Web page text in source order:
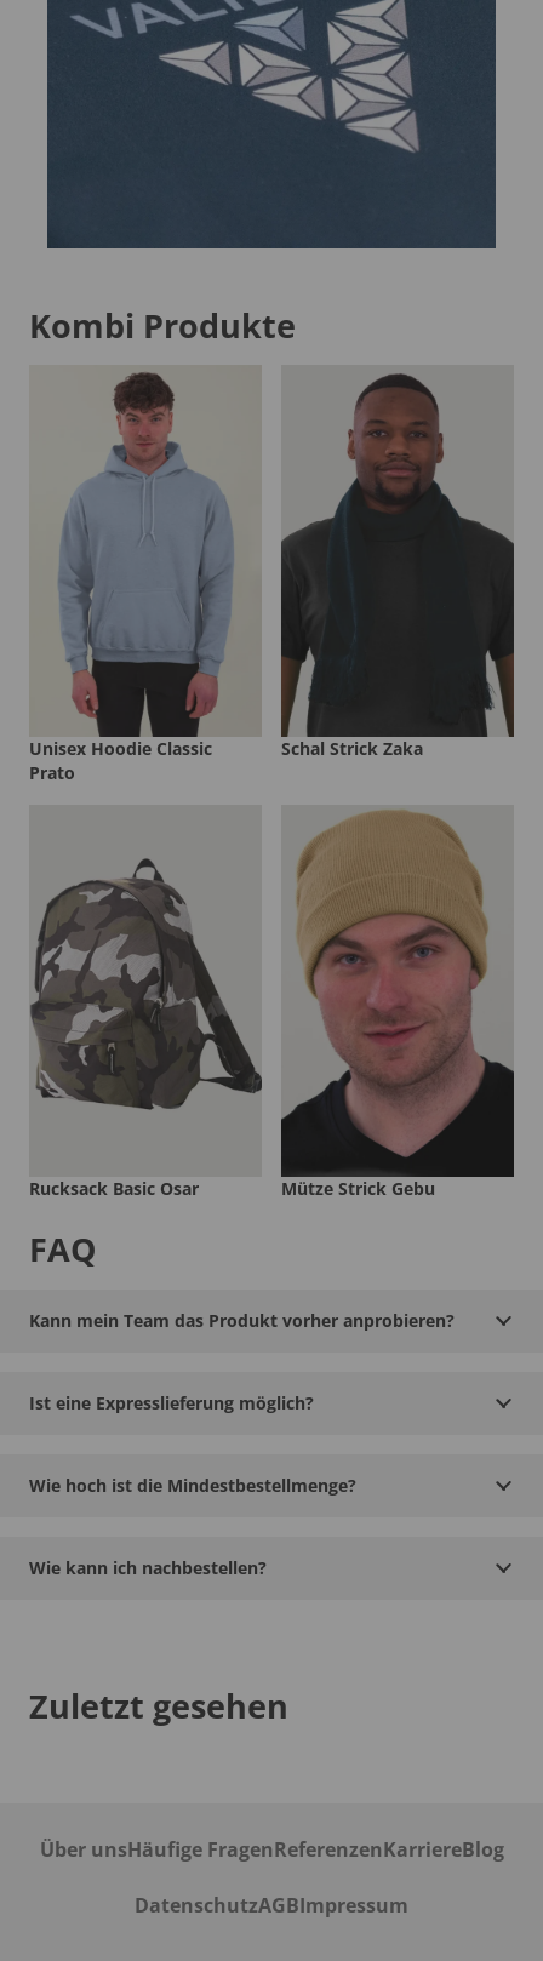
Kombi Produkte
Unisex Hoodie Classic
Prato
Schal Strick Zaka
Rucksack Basic Osar Mütze Strick Gebu
FAQ
Kann mein Team das Produkt vorher anprobieren?
Ist eine Expresslieferung möglich?
Wie hoch ist die Mindestbestellmenge?
Wie kann ich nachbestellen?
Zuletzt gesehen
Über unsHäufige FragenReferenzenKarriereBlog
DatenschutzAGBImpressum